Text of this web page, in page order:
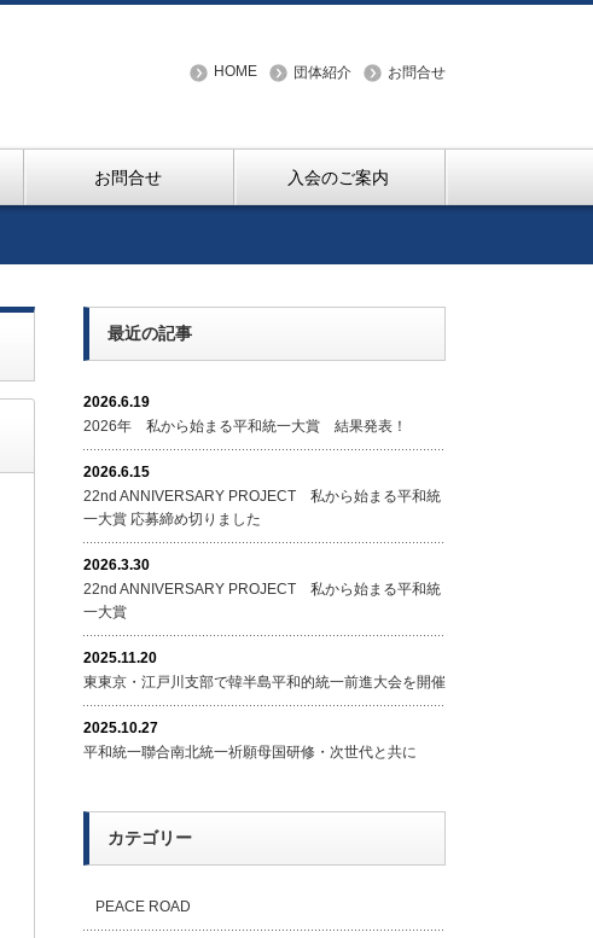
HOME 団体紹介 お問合せ
お問合せ 入会のご案内
最近の記事
2026.6.19
2026年 私から始まる平和統一大賞 結果発表！
2026.6.15
22nd ANNIVERSARY PROJECT 私から始まる平和統
一大賞 応募締め切りました
2026.3.30
22nd ANNIVERSARY PROJECT 私から始まる平和統
一大賞
2025.11.20
東東京・江戸川支部で韓半島平和的統一前進大会を開催
2025.10.27
平和統一聯合南北統一祈願母国研修・次世代と共に
カテゴリー
PEACE ROAD